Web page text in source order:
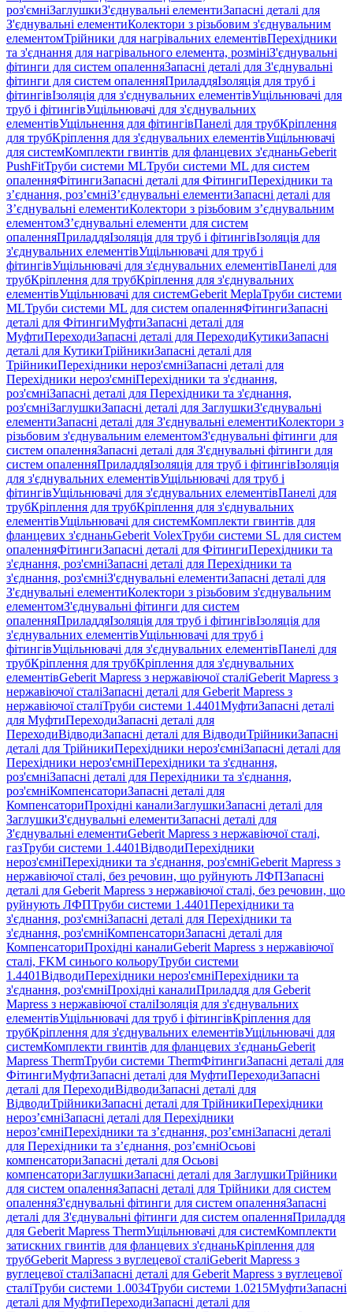
роз'ємніЗаглушкиЗ'єднувальні елементиЗапасні деталі для
З'єднувальні елементиКолектори з різьбовим з'єднувальним
елементомТрійники для нагрівальних елементівПерехідники
та з'єднання для нагрівального елемента, розмініЗ'єднувальні
фітинги для систем опаленняЗапасні деталі для З'єднувальні
фітинги для систем опаленняПриладдяІзоляція для труб і
фітингівІзоляція для з'єднувальних елементівУщільнювачі для
труб і фітингівУщільнювачі для з'єднувальних
елементівУщільнення для фітингівПанелі для трубКріплення
для трубКріплення для з'єднувальних елементівУщільнювачі
для системКомплекти гвинтів для фланцевих з'єднаньGeberit
PushFitТруби системи MLТруби системи ML для систем
опаленняФітингиЗапасні деталі для ФітингиПерехідники та
з’єднання, роз’ємніЗ’єднувальні елементиЗапасні деталі для
З’єднувальні елементиКолектори з різьбовим з’єднувальним
елементомЗ’єднувальні елементи для систем
опаленняПриладдяІзоляція для труб і фітингівІзоляція для
з'єднувальних елементівУщільнювачі для труб і
фітингівУщільнювачі для з'єднувальних елементівПанелі для
трубКріплення для трубКріплення для з'єднувальних
елементівУщільнювачі для системGeberit MeplaТруби системи
MLТруби системи ML для систем опаленняФітингиЗапасні
деталі для ФітингиМуфтиЗапасні деталі для
МуфтиПереходиЗапасні деталі для ПереходиКутикиЗапасні
деталі для КутикиТрійникиЗапасні деталі для
ТрійникиПерехідники нероз'ємніЗапасні деталі для
Перехідники нероз'ємніПерехідники та з'єднання,
роз'ємніЗапасні деталі для Перехідники та з'єднання,
роз'ємніЗаглушкиЗапасні деталі для ЗаглушкиЗ'єднувальні
елементиЗапасні деталі для З'єднувальні елементиКолектори з
різьбовим з'єднувальним елементомЗ'єднувальні фітинги для
систем опаленняЗапасні деталі для З'єднувальні фітинги для
систем опаленняПриладдяІзоляція для труб і фітингівІзоляція
для з'єднувальних елементівУщільнювачі для труб і
фітингівУщільнювачі для з'єднувальних елементівПанелі для
трубКріплення для трубКріплення для з'єднувальних
елементівУщільнювачі для системКомплекти гвинтів для
фланцевих з'єднаньGeberit VolexТруби системи SL для систем
опаленняФітингиЗапасні деталі для ФітингиПерехідники та
з'єднання, роз'ємніЗапасні деталі для Перехідники та
з'єднання, роз'ємніЗ'єднувальні елементиЗапасні деталі для
З'єднувальні елементиКолектори з різьбовим з'єднувальним
елементомЗ'єднувальні фітинги для систем
опаленняПриладдяІзоляція для труб і фітингівІзоляція для
з'єднувальних елементівУщільнювачі для труб і
фітингівУщільнювачі для з'єднувальних елементівПанелі для
трубКріплення для трубКріплення для з'єднувальних
елементівGeberit Mapress з нержавіючої сталіGeberit Mapress з
нержавіючої сталіЗапасні деталі для Geberit Mapress з
нержавіючої сталіТруби системи 1.4401МуфтиЗапасні деталі
для МуфтиПереходиЗапасні деталі для
ПереходиВідводиЗапасні деталі для ВідводиТрійникиЗапасні
деталі для ТрійникиПерехідники нероз'ємніЗапасні деталі для
Перехідники нероз'ємніПерехідники та з'єднання,
роз'ємніЗапасні деталі для Перехідники та з'єднання,
роз'ємніКомпенсаториЗапасні деталі для
КомпенсаториПрохідні каналиЗаглушкиЗапасні деталі для
ЗаглушкиЗ'єднувальні елементиЗапасні деталі для
З'єднувальні елементиGeberit Mapress з нержавіючої сталі,
газТруби системи 1.4401ВідводиПерехідники
нероз'ємніПерехідники та з'єднання, роз'ємніGeberit Mapress з
нержавіючої сталі, без речовин, що руйнують ЛФПЗапасні
деталі для Geberit Mapress з нержавіючої сталі, без речовин, що
руйнують ЛФПТруби системи 1.4401Перехідники та
з'єднання, роз'ємніЗапасні деталі для Перехідники та
з'єднання, роз'ємніКомпенсаториЗапасні деталі для
КомпенсаториПрохідні каналиGeberit Mapress з нержавіючої
сталі, FKM синього кольоруТруби системи
1.4401ВідводиПерехідники нероз'ємніПерехідники та
з'єднання, роз'ємніПрохідні каналиПриладдя для Geberit
Mapress з нержавіючої сталіІзоляція для з'єднувальних
елементівУщільнювачі для труб і фітингівКріплення для
трубКріплення для з'єднувальних елементівУщільнювачі для
системКомплекти гвинтів для фланцевих з'єднаньGeberit
Mapress ThermТруби системи ThermФітингиЗапасні деталі для
ФітингиМуфтиЗапасні деталі для МуфтиПереходиЗапасні
деталі для ПереходиВідводиЗапасні деталі для
ВідводиТрійникиЗапасні деталі для ТрійникиПерехідники
нероз’ємніЗапасні деталі для Перехідники
нероз’ємніПерехідники та з’єднання, роз’ємніЗапасні деталі
для Перехідники та з’єднання, роз’ємніОсьові
компенсаториЗапасні деталі для Осьові
компенсаториЗаглушкиЗапасні деталі для ЗаглушкиТрійники
для систем опаленняЗапасні деталі для Трійники для систем
опаленняЗ'єднувальні фітинги для систем опаленняЗапасні
деталі для З'єднувальні фітинги для систем опаленняПриладдя
для Geberit Mapress ThermУщільнювачі для системКомплекти
затискних гвинтів для фланцевих з'єднаньКріплення для
трубGeberit Mapress з вуглецевої сталіGeberit Mapress з
вуглецевої сталіЗапасні деталі для Geberit Mapress з вуглецевої
сталіТруби системи 1.0034Труби системи 1.0215МуфтиЗапасні
деталі для МуфтиПереходиЗапасні деталі для